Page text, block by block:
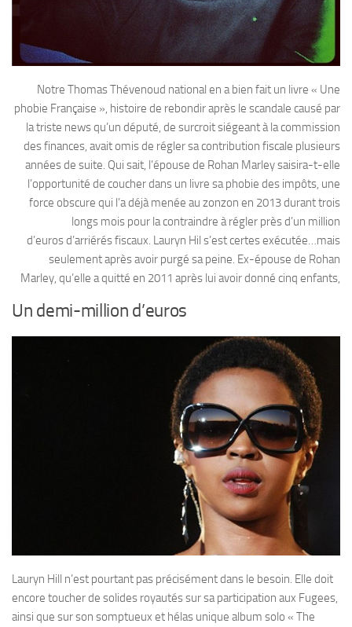
Notre Thomas Thévenoud national en a bien fait un livre « Une
phobie Française », histoire de rebondir après le scandale causé par
la triste news qu’un député, de surcroit siégeant à la commission
des finances, avait omis de régler sa contribution fiscale plusieurs
années de suite. Qui sait, l’épouse de Rohan Marley saisira-t-elle
l’opportunité de coucher dans un livre sa phobie des impôts, une
force obscure qui l’a déjà menée au zonzon en 2013 durant trois
longs mois pour la contraindre à régler près d’un million
d’euros d’arriérés fiscaux. Lauryn Hil s’est certes exécutée…mais
seulement après avoir purgé sa peine. Ex-épouse de Rohan
Marley, qu’elle a quitté en 2011 après lui avoir donné cinq enfants,
Un demi-million d’euros
Lauryn Hill n’est pourtant pas précisément dans le besoin. Elle doit
encore toucher de solides royautés sur sa participation aux Fugees,
ainsi que sur son somptueux et hélas unique album solo « The